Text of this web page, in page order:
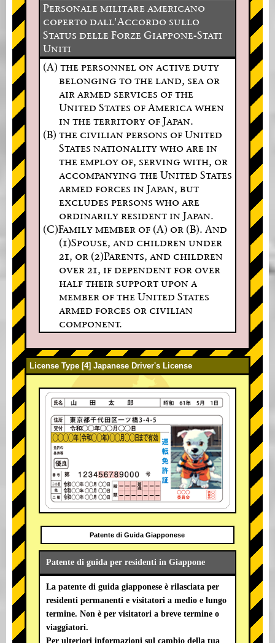
Personale militare americano
coperto dall'Accordo sullo
Status delle Forze Giappone-Stati
Uniti
(A) the personnel on active duty
belonging to the land, sea or
air armed services of the
United States of America when
in the territory of Japan.
(B) the civilian persons of United
States nationality who are in
the employ of, serving with, or
accompanying the United States
armed forces in Japan, but
excludes persons who are
ordinarily resident in Japan.
(C)Family member of (A) or (B). And
(1)Spouse, and children under
21, or (2)Parents, and children
over 21, if dependent for over
half their support upon a
member of the United States
armed forces or civilian
component.
License Type [4] Japanese Driver's License
Patente di Guida Giapponese
Patente di guida per residenti in Giappone
La patente di guida giapponese è rilasciata per
residenti permanenti e visitatori a medio e lungo
termine. Non è per visitatori a breve termine o
viaggiatori.
Per ulteriori informazioni sul cambio della tua